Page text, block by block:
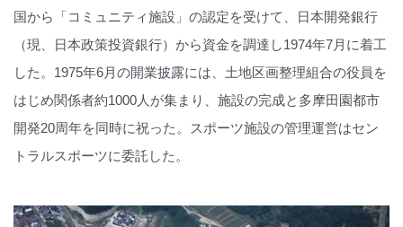
国から「コミュニティ施設」の認定を受けて、日本開発銀行
（現、日本政策投資銀行）から資金を調達し1974年7月に着工
した。1975年6月の開業披露には、土地区画整理組合の役員を
はじめ関係者約1000人が集まり、施設の完成と多摩田園都市
開発20周年を同時に祝った。スポーツ施設の管理運営はセン
トラルスポーツに委託した。